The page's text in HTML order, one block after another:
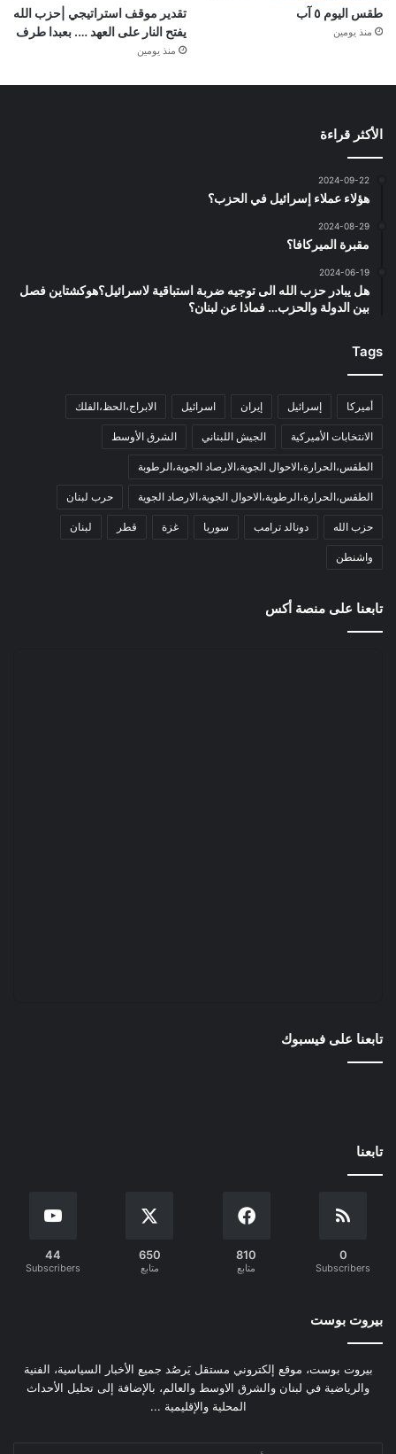
طقس اليوم ٥ آب
منذ يومين
تقدير موقف استراتيجي |حزب الله
يفتح النار على العهد …. بعبدا طرف
منذ يومين
الأكثر قراءة
2024-09-22
هؤلاء عملاء إسرائيل في الحزب؟
2024-08-29
مقبرة الميركافا؟
2024-06-19
هل يبادر حزب الله الى توجيه ضربة استباقية لاسرائيل؟هوكشتاين فصل
بين الدولة والحزب… فماذا عن لبنان؟
Tags
أميركا إسرائيل إيران اسرائيل الابراج،الحظ،الفلك
الانتخابات الأميركية الجيش اللبناني الشرق الأوسط
الطقس،الحرارة،الاحوال الجوية،الارصاد الجوية،الرطوبة
الطقس،الحرارة،الرطوبة،الاحوال الجوية،الارصاد الجوية حرب لبنان
حزب الله دونالد ترامب سوريا غزة قطر لبنان
واشنطن
تابعنا على منصة أكس
تابعنا على فيسبوك
تابعنا
0
Subscribers
810
متابع
650
متابع
44
Subscribers
بيروت بوست
بيروت بوست، موقع إلكتروني مستقل يَرصُد جميع الأخبار السياسية، الفنية
والرياضية في لبنان والشرق الاوسط والعالم، بالإضافة إلى تحليل الأحداث
المحلية والإقليمية ...